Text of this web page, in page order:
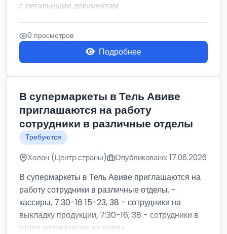
с легальными документам
0 просмотров
Подробнее
В супермаркеты в Тель Авиве
приглашаются на работу
сотрудники в различные отделы
Требуются
Холон (Центр страны) Опубликовано: 17.06.2026
В супермаркеты в Тель Авиве приглашаются на
работу сотрудники в различные отделы. -
кассиры, 7:30-16 15-23, 38 - сотрудники на
выкладку продукции, 7:30-16, 38 - сотрудники в
отдел деликатесов на нарез...